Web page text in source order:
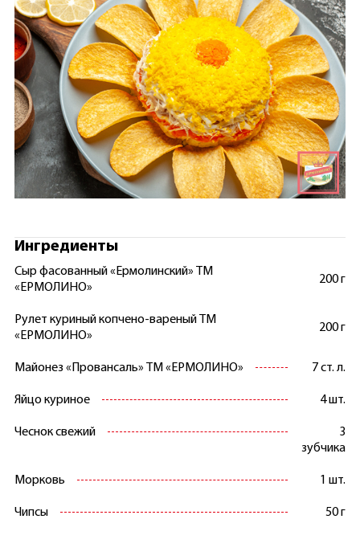
Ингредиенты
Сыр фасованный «Ермолинский» ТМ
«ЕРМОЛИНО»
200 г
Рулет куриный копчено-вареный ТМ
«ЕРМОЛИНО»
200 г
Майонез «Провансаль» ТМ «ЕРМОЛИНО» 7 ст. л.
Яйцо куриное 4 шт.
Чеснок свежий
3
зубчика
Морковь 1 шт.
Чипсы 50 г